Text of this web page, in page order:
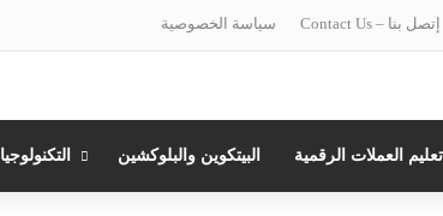
إتصل بنا – Contact Us سياسة الخصوصية
العملات الرقمية البيتكوين والبلوكشين التكنولوجيا